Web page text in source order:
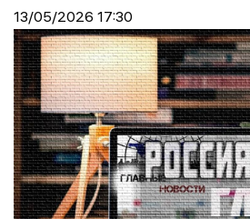
13/05/2026 17:30